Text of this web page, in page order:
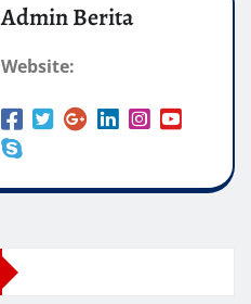
Admin Berita
Website: